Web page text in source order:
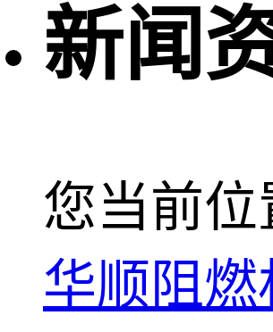
新闻
您当前位
华顺阻燃